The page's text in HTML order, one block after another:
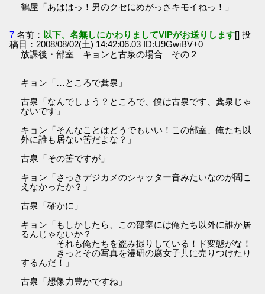
鶴屋「あははっ！男のクセにめがっさキモイねっ！」
7 名前： 以下、名無しにかわりましてVIPがお送りします[] 投
稿日：2008/08/02(土) 14:42:06.03 ID:U9GwiBV+0
放課後・部室 キョンと古泉の場合 その２
キョン「…ところで糞泉」
古泉「なんでしょう？ところで、僕は古泉です、糞泉じゃ
ないです」
キョン「そんなことはどうでもいい！この部室、俺たち以
外に誰も居ない筈だよな？」
古泉「その筈ですが」
キョン「さっきデジカメのシャッター音みたいなのが聞こ
えなかったか？」
古泉「確かに」
キョン「もしかしたら、この部室には俺たち以外に誰か居
るんじゃないか？
それも俺たちを盗み撮りしている！ド変態がな！
きっとその写真を漫研の腐女子共に売りつけたり
するんだ！」
古泉「想像力豊かですね」